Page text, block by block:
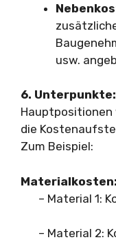
usw.
6. Unterpunkte:
die
Zum Beispiel:
Materialkosten:
– Material 1:
– Material 2: